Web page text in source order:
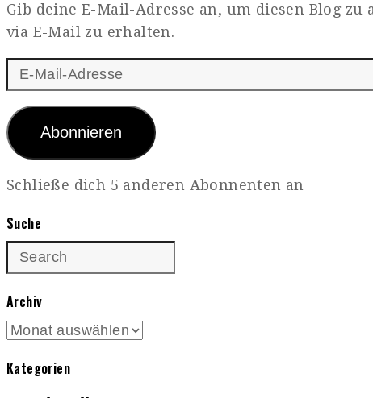
Gib deine E-Mail-Adresse an, um diesen Blog
via E-Mail zu erhalten.
E-
Mail-
Adresse
Abonnieren
Schließe dich 5 anderen Abonnenten an
Suche
Archiv
Archiv
Kategorien